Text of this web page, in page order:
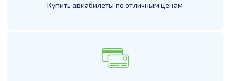
Купить авиабилеты по отличным ценам